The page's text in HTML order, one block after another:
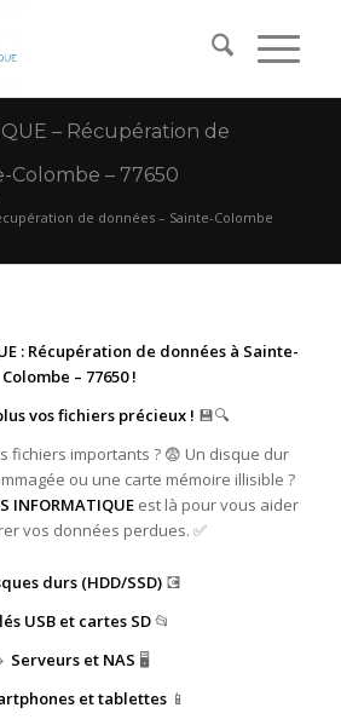
– Récupération de
Colombe – 77650
de données – Sainte-Colombe
: Récupération de données à Sainte-
Colombe – 77650 !
vos fichiers précieux ! 💾🔍
fichiers importants ? 😨 Un disque dur
ou une carte mémoire illisible ?
INFORMATIQUEest là pour vous aider
vos données perdues. ✅
durs (HDD/SSD)💽
USB et cartes SD📂
Serveurs et NAS 🖥️
et tablettes 📱